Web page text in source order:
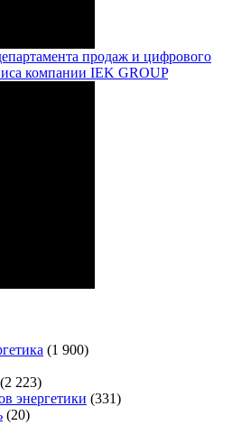
продаж и цифрового
компании IEK GROUP
(1 900)
(2 223)
энергетики (331)
(20)